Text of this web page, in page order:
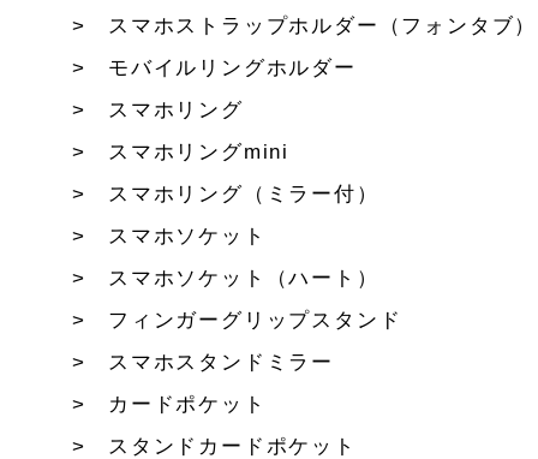
スマホストラップホルダー（フォンタブ）
モバイルリングホルダー
スマホリング
スマホリングmini
スマホリング（ミラー付）
スマホソケット
スマホソケット（ハート）
フィンガーグリップスタンド
スマホスタンドミラー
カードポケット
スタンドカードポケット